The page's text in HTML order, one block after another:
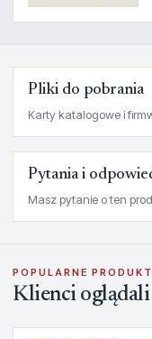
Pliki do pobrania
Karty katalogowe i
Pytania i
Masz pytanie o ten
POPULARNE
Klienci oglądali